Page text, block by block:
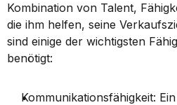
Kombination von Talent,
die ihm helfen, seine
sind einige der wichtigsten
benötigt:
Kommunikationsfähigkeit: